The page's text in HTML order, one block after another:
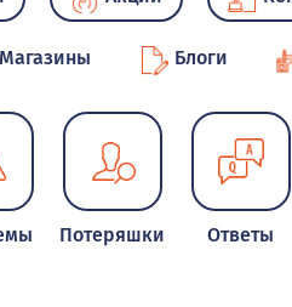
Магазины Блоги
Потеряшки Ответы